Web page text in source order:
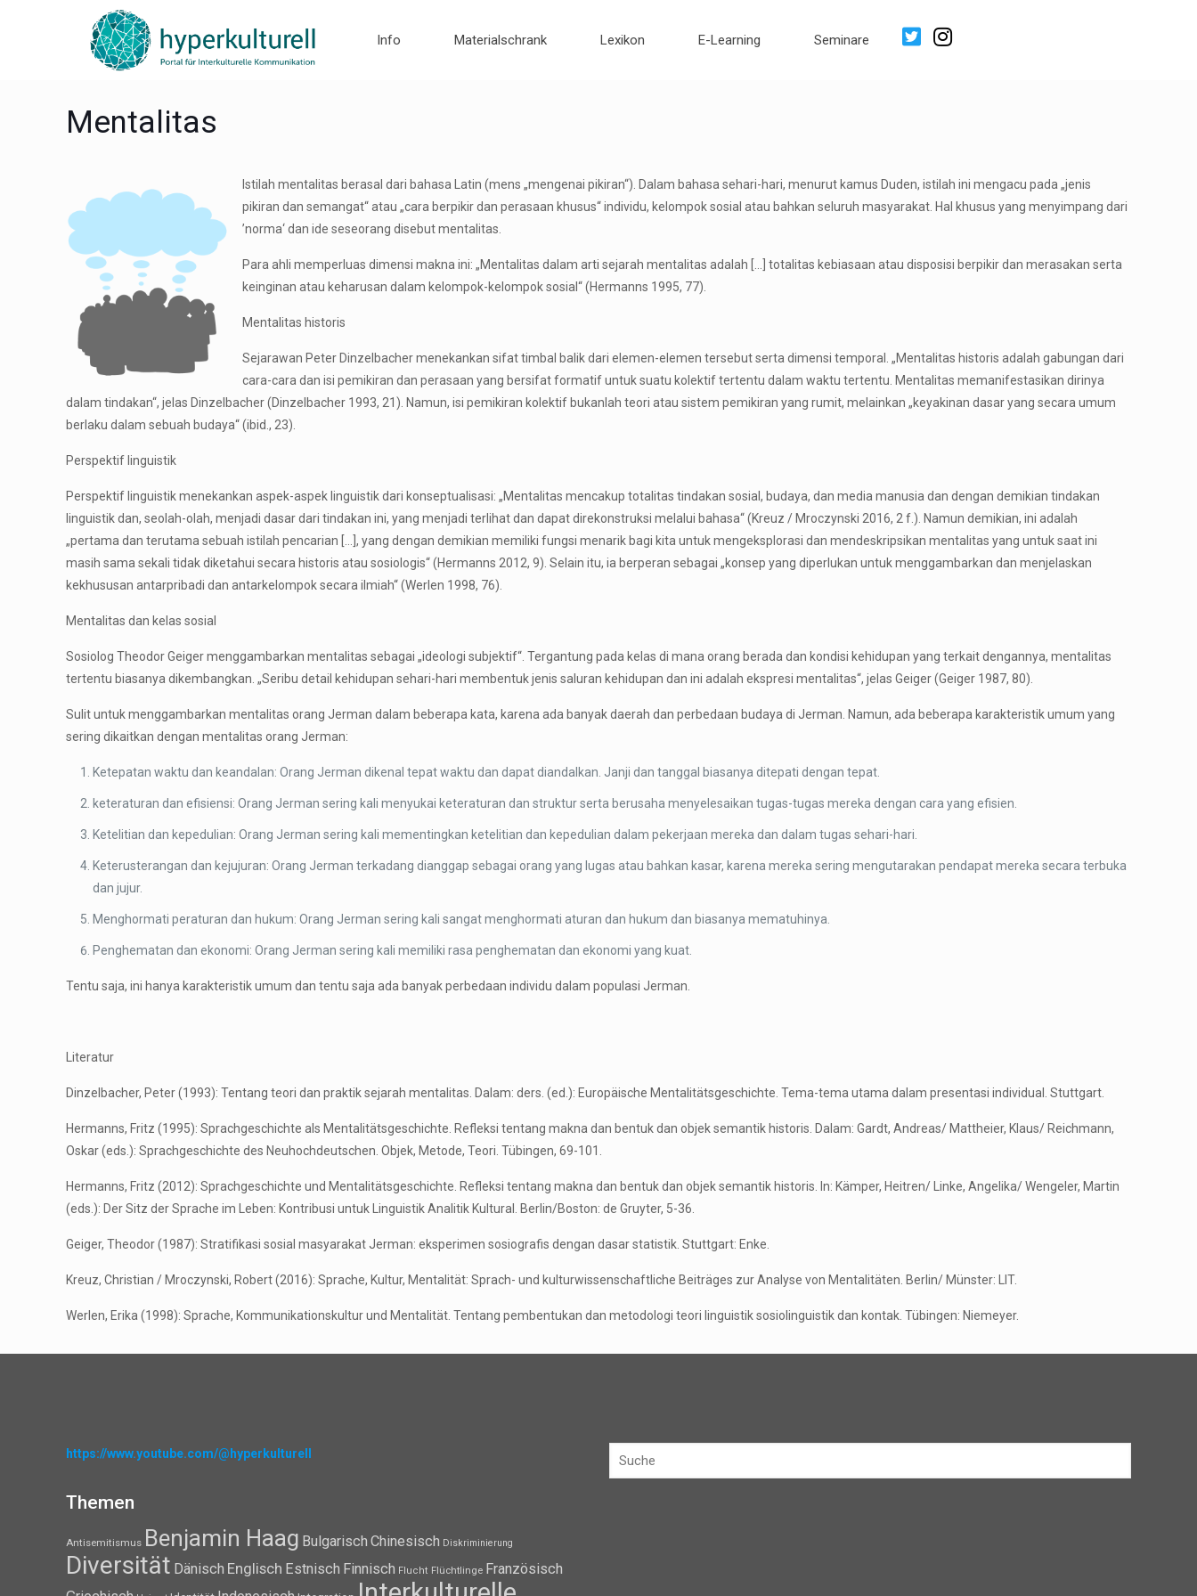
Info Materialschrank Lexikon E-Learning Seminare
Mentalitas
Istilah mentalitas berasal dari bahasa Latin (mens „mengenai pikiran“). Dalam bahasa sehari-hari, menurut kamus Duden, istilah ini mengacu pada „jenis
pikiran dan semangat“ atau „cara berpikir dan perasaan khusus“ individu, kelompok sosial atau bahkan seluruh masyarakat. Hal khusus yang menyimpang dari
’norma‘ dan ide seseorang disebut mentalitas.
Para ahli memperluas dimensi makna ini: „Mentalitas dalam arti sejarah mentalitas adalah […] totalitas kebiasaan atau disposisi berpikir dan merasakan serta
keinginan atau keharusan dalam kelompok-kelompok sosial“ (Hermanns 1995, 77).
Mentalitas historis
Sejarawan Peter Dinzelbacher menekankan sifat timbal balik dari elemen-elemen tersebut serta dimensi temporal. „Mentalitas historis adalah gabungan dari
cara-cara dan isi pemikiran dan perasaan yang bersifat formatif untuk suatu kolektif tertentu dalam waktu tertentu. Mentalitas memanifestasikan dirinya
dalam tindakan“, jelas Dinzelbacher (Dinzelbacher 1993, 21). Namun, isi pemikiran kolektif bukanlah teori atau sistem pemikiran yang rumit, melainkan „keyakinan dasar yang secara umum
berlaku dalam sebuah budaya“ (ibid., 23).
Perspektif linguistik
Perspektif linguistik menekankan aspek-aspek linguistik dari konseptualisasi: „Mentalitas mencakup totalitas tindakan sosial, budaya, dan media manusia dan dengan demikian tindakan
linguistik dan, seolah-olah, menjadi dasar dari tindakan ini, yang menjadi terlihat dan dapat direkonstruksi melalui bahasa“ (Kreuz / Mroczynski 2016, 2 f.). Namun demikian, ini adalah
„pertama dan terutama sebuah istilah pencarian […], yang dengan demikian memiliki fungsi menarik bagi kita untuk mengeksplorasi dan mendeskripsikan mentalitas yang untuk saat ini
masih sama sekali tidak diketahui secara historis atau sosiologis“ (Hermanns 2012, 9). Selain itu, ia berperan sebagai „konsep yang diperlukan untuk menggambarkan dan menjelaskan
kekhususan antarpribadi dan antarkelompok secara ilmiah“ (Werlen 1998, 76).
Mentalitas dan kelas sosial
Sosiolog Theodor Geiger menggambarkan mentalitas sebagai „ideologi subjektif“. Tergantung pada kelas di mana orang berada dan kondisi kehidupan yang terkait dengannya, mentalitas
tertentu biasanya dikembangkan. „Seribu detail kehidupan sehari-hari membentuk jenis saluran kehidupan dan ini adalah ekspresi mentalitas“, jelas Geiger (Geiger 1987, 80).
Sulit untuk menggambarkan mentalitas orang Jerman dalam beberapa kata, karena ada banyak daerah dan perbedaan budaya di Jerman. Namun, ada beberapa karakteristik umum yang
sering dikaitkan dengan mentalitas orang Jerman:
Ketepatan waktu dan keandalan: Orang Jerman dikenal tepat waktu dan dapat diandalkan. Janji dan tanggal biasanya ditepati dengan tepat.
keteraturan dan efisiensi: Orang Jerman sering kali menyukai keteraturan dan struktur serta berusaha menyelesaikan tugas-tugas mereka dengan cara yang efisien.
Ketelitian dan kepedulian: Orang Jerman sering kali mementingkan ketelitian dan kepedulian dalam pekerjaan mereka dan dalam tugas sehari-hari.
Keterusterangan dan kejujuran: Orang Jerman terkadang dianggap sebagai orang yang lugas atau bahkan kasar, karena mereka sering mengutarakan pendapat mereka secara terbuka
dan jujur.
Menghormati peraturan dan hukum: Orang Jerman sering kali sangat menghormati aturan dan hukum dan biasanya mematuhinya.
Penghematan dan ekonomi: Orang Jerman sering kali memiliki rasa penghematan dan ekonomi yang kuat.
Tentu saja, ini hanya karakteristik umum dan tentu saja ada banyak perbedaan individu dalam populasi Jerman.
Literatur
Dinzelbacher, Peter (1993): Tentang teori dan praktik sejarah mentalitas. Dalam: ders. (ed.): Europäische Mentalitätsgeschichte. Tema-tema utama dalam presentasi individual. Stuttgart.
Hermanns, Fritz (1995): Sprachgeschichte als Mentalitätsgeschichte. Refleksi tentang makna dan bentuk dan objek semantik historis. Dalam: Gardt, Andreas/ Mattheier, Klaus/ Reichmann,
Oskar (eds.): Sprachgeschichte des Neuhochdeutschen. Objek, Metode, Teori. Tübingen, 69-101.
Hermanns, Fritz (2012): Sprachgeschichte und Mentalitätsgeschichte. Refleksi tentang makna dan bentuk dan objek semantik historis. In: Kämper, Heitren/ Linke, Angelika/ Wengeler, Martin
(eds.): Der Sitz der Sprache im Leben: Kontribusi untuk Linguistik Analitik Kultural. Berlin/Boston: de Gruyter, 5-36.
Geiger, Theodor (1987): Stratifikasi sosial masyarakat Jerman: eksperimen sosiografis dengan dasar statistik. Stuttgart: Enke.
Kreuz, Christian / Mroczynski, Robert (2016): Sprache, Kultur, Mentalität: Sprach- und kulturwissenschaftliche Beiträges zur Analyse von Mentalitäten. Berlin/ Münster: LIT.
Werlen, Erika (1998): Sprache, Kommunikationskultur und Mentalität. Tentang pembentukan dan metodologi teori linguistik sosiolinguistik dan kontak. Tübingen: Niemeyer.
https://www.youtube.com/@hyperkulturell
Themen
Antisemitismus Benjamin Haag Bulgarisch Chinesisch Diskriminierung
Diversität Dänisch Englisch Estnisch Finnisch Flucht Flüchtlinge Französisch